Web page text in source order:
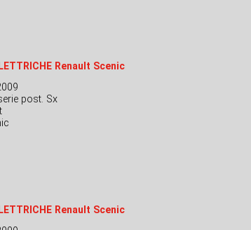
Renault Scenic
post. Sx
Renault Scenic